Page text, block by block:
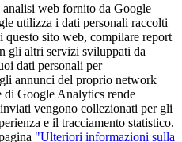
web fornito da Google
utilizza i dati personali raccolti
questo sito web, compilare report
gli altri servizi sviluppati da
dati personali per
annunci del proprio network
di Google Analytics rende
vengono collezionati per gli
e il tracciamento statistico.
"Ulteriori informazioni sulla